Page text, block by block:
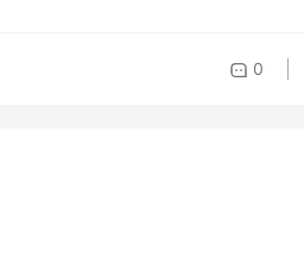
0